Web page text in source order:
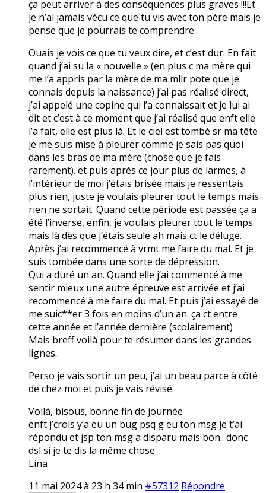
ça peut arriver à des conséquences plus graves !!!Et
je n’ai jamais vécu ce que tu vis avec ton père mais je
pense que je pourrais te comprendre..
Ouais je vois ce que tu veux dire, et c’est dur. En fait
quand j’ai su la « nouvelle » (en plus c ma mère qui
me l’a appris par la mère de ma mllr pote que je
connais depuis la naissance) j’ai pas réalisé direct,
j’ai appelé une copine qui l’a connaissait et je lui ai
dit et c’est à ce moment que j’ai réalisé que enft elle
l’a fait, elle est plus là. Et le ciel est tombé sr ma tête
je me suis mise à pleurer comme je sais pas quoi
dans les bras de ma mère (chose que je fais
rarement). et puis après ce jour plus de larmes, à
l’intérieur de moi j’étais brisée mais je ressentais
plus rien, juste je voulais pleurer tout le temps mais
rien ne sortait. Quand cette période est passée ça a
été l’inverse, enfin, je voulais pleurer tout le temps
mais là dès que j’étais seule ah mais ct le déluge.
Après j’ai recommencé à vrmt me faire du mal. Et je
suis tombée dans une sorte de dépression.
Qui a duré un an. Quand elle j’ai commencé à me
sentir mieux une autre épreuve est arrivée et j’ai
recommencé à me faire du mal. Et puis j’ai essayé de
me suic**er 3 fois en moins d’un an. ça ct entre
cette année et l’année dernière (scolairement)
Mais breff voilà pour te résumer dans les grandes
lignes..
Perso je vais sortir un peu, j’ai un beau parce à côté
de chez moi et puis je vais révisé.
Voilà, bisous, bonne fin de journée
enft j’crois y’a eu un bug psq g eu ton msg je t’ai
répondu et jsp ton msg a disparu mais bon.. donc
dsl si je te dis la même chose
Lina
11 mai 2024 à 23 h 34 min #57312 Répondre